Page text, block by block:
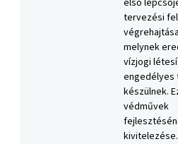
tervezési
melynek
vízjogi
engedélyes
készülnek.
védművek
kivitelezése.